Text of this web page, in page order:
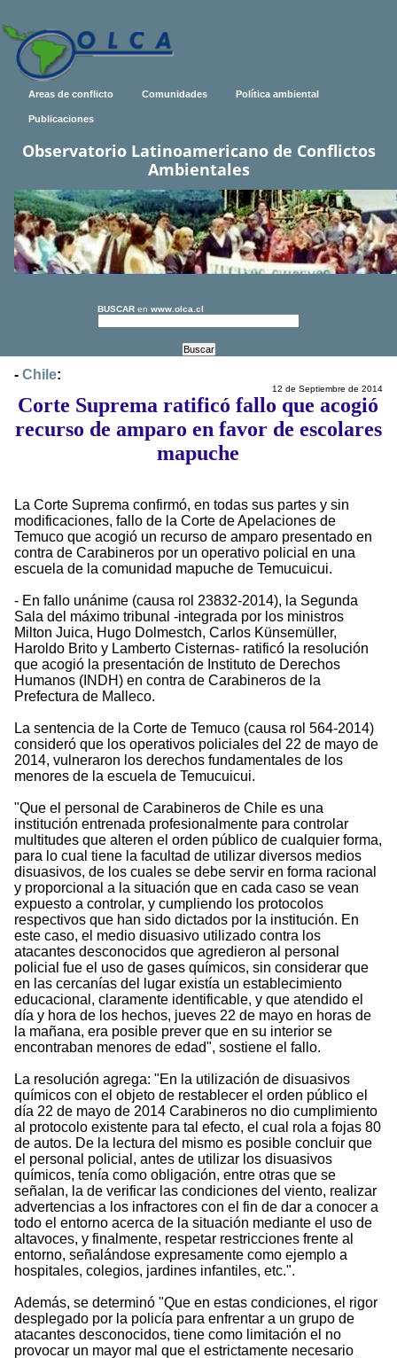
Areas de conflicto Comunidades Política ambiental
Publicaciones
Observatorio Latinoamericano de Conflictos
Ambientales
BUSCAR en www.olca.cl
- Chile:
12 de Septiembre de 2014
Corte Suprema ratificó fallo que acogió
recurso de amparo en favor de escolares
mapuche
La Corte Suprema confirmó, en todas sus partes y sin
modificaciones, fallo de la Corte de Apelaciones de
Temuco que acogió un recurso de amparo presentado en
contra de Carabineros por un operativo policial en una
escuela de la comunidad mapuche de Temucuicui.
- En fallo unánime (causa rol 23832-2014), la Segunda
Sala del máximo tribunal -integrada por los ministros
Milton Juica, Hugo Dolmestch, Carlos Künsemüller,
Haroldo Brito y Lamberto Cisternas- ratificó la resolución
que acogió la presentación de Instituto de Derechos
Humanos (INDH) en contra de Carabineros de la
Prefectura de Malleco.
La sentencia de la Corte de Temuco (causa rol 564-2014)
consideró que los operativos policiales del 22 de mayo de
2014, vulneraron los derechos fundamentales de los
menores de la escuela de Temucuicui.
"Que el personal de Carabineros de Chile es una
institución entrenada profesionalmente para controlar
multitudes que alteren el orden público de cualquier forma,
para lo cual tiene la facultad de utilizar diversos medios
disuasivos, de los cuales se debe servir en forma racional
y proporcional a la situación que en cada caso se vean
expuesto a controlar, y cumpliendo los protocolos
respectivos que han sido dictados por la institución. En
este caso, el medio disuasivo utilizado contra los
atacantes desconocidos que agredieron al personal
policial fue el uso de gases químicos, sin considerar que
en las cercanías del lugar existía un establecimiento
educacional, claramente identificable, y que atendido el
día y hora de los hechos, jueves 22 de mayo en horas de
la mañana, era posible prever que en su interior se
encontraban menores de edad", sostiene el fallo.
La resolución agrega: "En la utilización de disuasivos
químicos con el objeto de restablecer el orden público el
día 22 de mayo de 2014 Carabineros no dio cumplimiento
al protocolo existente para tal efecto, el cual rola a fojas 80
de autos. De la lectura del mismo es posible concluir que
el personal policial, antes de utilizar los disuasivos
químicos, tenía como obligación, entre otras que se
señalan, la de verificar las condiciones del viento, realizar
advertencias a los infractores con el fin de dar a conocer a
todo el entorno acerca de la situación mediante el uso de
altavoces, y finalmente, respetar restricciones frente al
entorno, señalándose expresamente como ejemplo a
hospitales, colegios, jardines infantiles, etc.".
Además, se determinó "Que en estas condiciones, el rigor
desplegado por la policía para enfrentar a un grupo de
atacantes desconocidos, tiene como limitación el no
provocar un mayor mal que el estrictamente necesario